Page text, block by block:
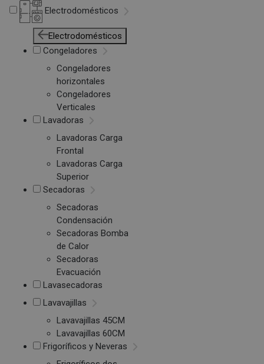
Electrodomésticos
Electrodomésticos
Congeladores
Congeladores
horizontales
Congeladores
Verticales
Lavadoras
Lavadoras Carga
Frontal
Lavadoras Carga
Superior
Secadoras
Secadoras
Condensación
Secadoras Bomba
de Calor
Secadoras
Evacuación
Lavasecadoras
Lavavajillas
Lavavajillas 45CM
Lavavajillas 60CM
Frigoríficos y Neveras